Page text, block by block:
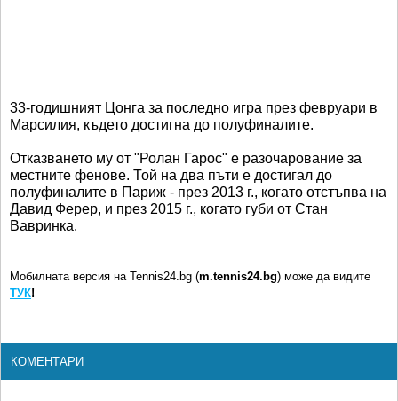
33-годишният Цонга за последно игра през февруари в
Марсилия, където достигна до полуфиналите.
Отказването му от "Ролан Гарос" е разочарование за
местните фенове. Той на два пъти е достигал до
полуфиналите в Париж - през 2013 г., когато отстъпва на
Давид Ферер, и през 2015 г., когато губи от Стан
Вавринка.
Мобилната версия на Tennis24.bg (m.tennis24.bg) може да видите
ТУК!
КОМЕНТАРИ